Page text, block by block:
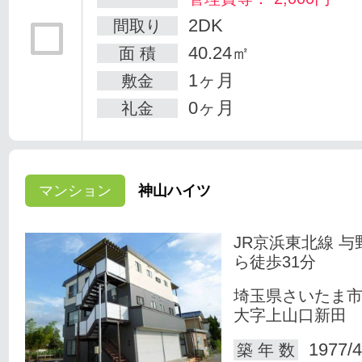
間取り
2DK
面 積 40.24㎡
敷金 1ヶ月
礼金 0ヶ月
マンション 神山ハイツ
JR京浜東北線 与
ら徒歩31分
埼玉県さいたま
大字上山口新田
築 年 数
1977/